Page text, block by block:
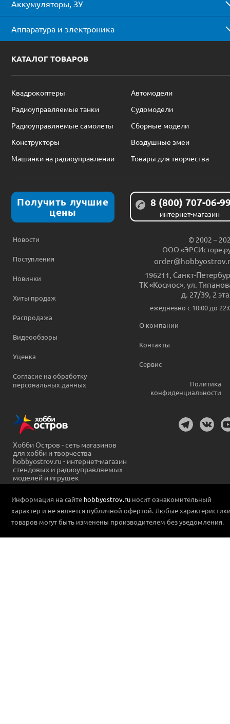
Аккумуляторы, ЗУ
Аппаратура и электроника
КАТАЛОГ ТОВАРОВ
Квадрокоптеры
Автомодели
Радиоуправляемые танки
Судомодели
Радиоуправляемые самолеты
Сборные модели
Конструкторы
Воздушные змеи
Машинки на радиоуправлении
Товары для творчества
Получить лучшие
цены
8 (800) 707-06-
интернет-магазин
Новости
Поступления
Новинки
Хиты продаж
Распродажа
Видеообзоры
Уценка
Согласие на обработку
персональных данных
© 2002 –
ООО
196211, Санкт-
ТК «Космос», ул.
д. 27/39, 2
ежедневно c 10:00 до
О компании
Контакты
Сервис
Политика
конфиденциальности
Хобби Остров - сеть магазинов
для хобби и творчества
hobbyostrov.ru - интернет-магазин
стендовых и радиоуправляемых
моделей и игрушек
Информация на сайте hobbyostrov.ru носит ознакомительный
характер и не является публичной офертой. Любые
товаров могут быть изменены производителем без уведомления.